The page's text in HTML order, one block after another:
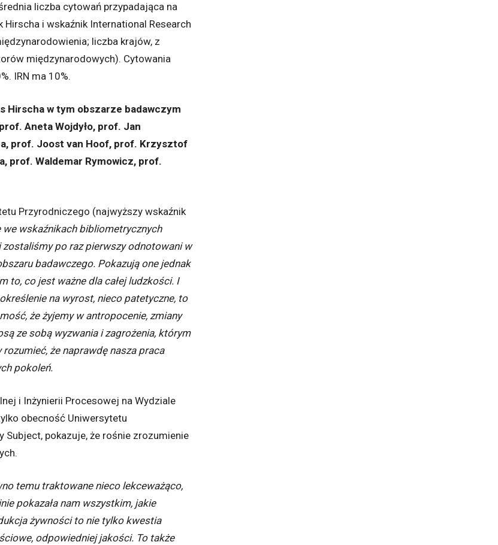
liczba cytowań przypadająca na
i wskaźnik International Research
liczba krajów, z
międzynarodowych). Cytowania
IRN ma 10%.
Hirscha w tym obszarze badawczym
Aneta Wojdyło, prof. Jan
prof. Joost van Hoof, prof. Krzysztof
prof. Waldemar Rymowicz, prof.
Przyrodniczego (najwyższy wskaźnik
we wskaźnikach bibliometrycznych
po raz pierwszy odnotowani w
badawczego. Pokazują one jednak
to, co jest ważne dla całej ludzkości. I
na wyrost, nieco patetyczne, to
że żyjemy w antropocenie, zmiany
ze sobą wyzwania i zagrożenia, którym
że naprawdę nasza praca
pokoleń.
i Inżynierii Procesowej na Wydziale
obecność Uniwersytetu
Subject, pokazuje, że rośnie zrozumienie
temu traktowane nieco lekceważąco,
pokazała nam wszystkim, jakie
żywności to nie tylko kwestia
odpowiedniej jakości. To także